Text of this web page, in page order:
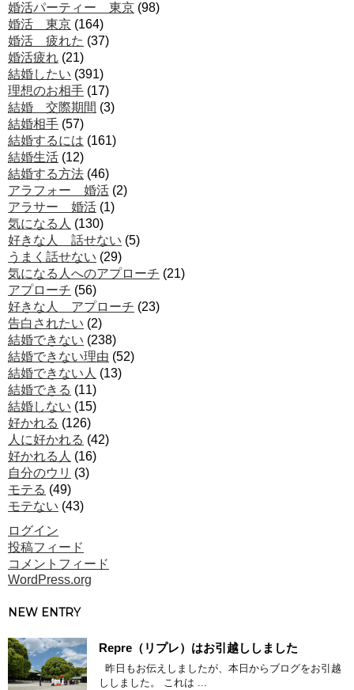
婚活パーティー 東京 (98)
婚活 東京 (164)
婚活 疲れた (37)
婚活疲れ (21)
結婚したい (391)
理想のお相手 (17)
結婚 交際期間 (3)
結婚相手 (57)
結婚するには (161)
結婚生活 (12)
結婚する方法 (46)
アラフォー 婚活 (2)
アラサー 婚活 (1)
気になる人 (130)
好きな人 話せない (5)
うまく話せない (29)
気になる人へのアプローチ (21)
アプローチ (56)
好きな人 アプローチ (23)
告白されたい (2)
結婚できない (238)
結婚できない理由 (52)
結婚できない人 (13)
結婚できる (11)
結婚しない (15)
好かれる (126)
人に好かれる (42)
好かれる人 (16)
自分のウリ (3)
モテる (49)
モテない (43)
ログイン
投稿フィード
コメントフィード
WordPress.org
NEW ENTRY
Repre（リプレ）はお引越ししました
昨日もお伝えしましたが、本日からブログをお引越
ししました。 これは ...